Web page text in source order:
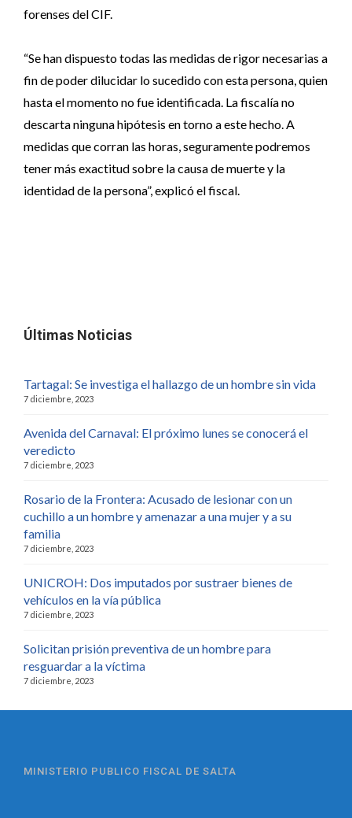
forenses del CIF.
“Se han dispuesto todas las medidas de rigor necesarias a
fin de poder dilucidar lo sucedido con esta persona, quien
hasta el momento no fue identificada. La fiscalía no
descarta ninguna hipótesis en torno a este hecho. A
medidas que corran las horas, seguramente podremos
tener más exactitud sobre la causa de muerte y la
identidad de la persona”, explicó el fiscal.
Últimas Noticias
Tartagal: Se investiga el hallazgo de un hombre sin vida
7 diciembre, 2023
Avenida del Carnaval: El próximo lunes se conocerá el
veredicto
7 diciembre, 2023
Rosario de la Frontera: Acusado de lesionar con un
cuchillo a un hombre y amenazar a una mujer y a su
familia
7 diciembre, 2023
UNICROH: Dos imputados por sustraer bienes de
vehículos en la vía pública
7 diciembre, 2023
Solicitan prisión preventiva de un hombre para
resguardar a la víctima
7 diciembre, 2023
MINISTERIO PUBLICO FISCAL DE SALTA